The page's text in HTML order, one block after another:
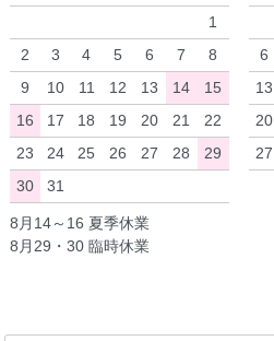
1
2
3 4 5 6 7
8
9
10 11 12 13 14
15
16
17 18 19 20 21
22
23
24 25 26 27 28
29
30
31
6
13
20
27
8月14～16 夏季休業
8月29・30 臨時休業